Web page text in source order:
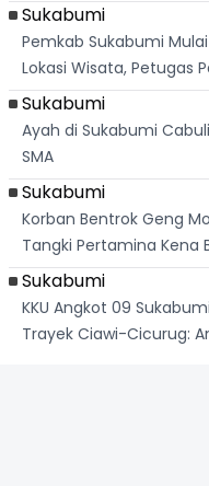
Sukabumi
Pemkab Sukabumi
Lokasi Wisata, Petugas
Sukabumi
Ayah di Sukabumi
SMA
Sukabumi
Korban Bentrok Geng
Tangki Pertamina Kena
Sukabumi
KKU Angkot 09
Trayek Ciawi-Cicurug: